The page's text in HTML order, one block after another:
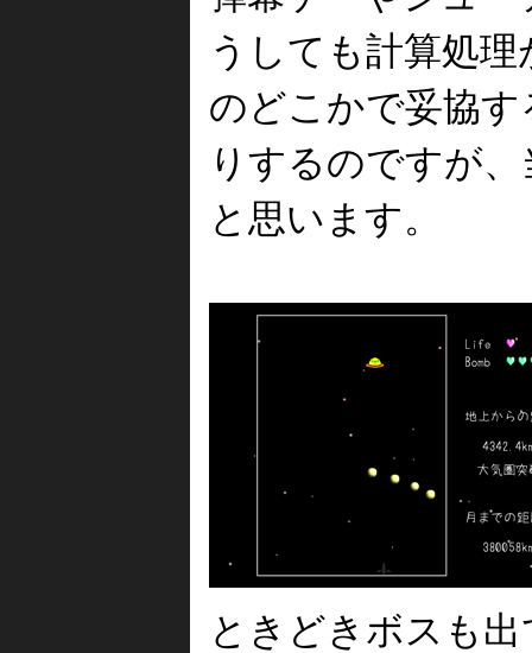
うしても計算処
のどこかで妥協
りするのですが
と思います。
ときどきボスも